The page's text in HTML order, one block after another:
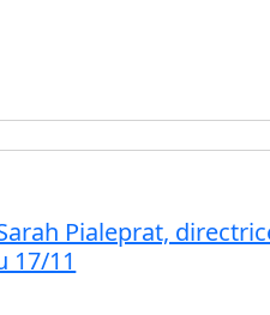
Pialeprat,
17/11